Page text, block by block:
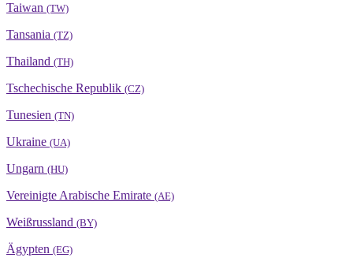
Taiwan (TW)
Tansania (TZ)
Thailand (TH)
Tschechische Republik (CZ)
Tunesien (TN)
Ukraine (UA)
Ungarn (HU)
Vereinigte Arabische Emirate (AE)
Weißrussland (BY)
Ägypten (EG)